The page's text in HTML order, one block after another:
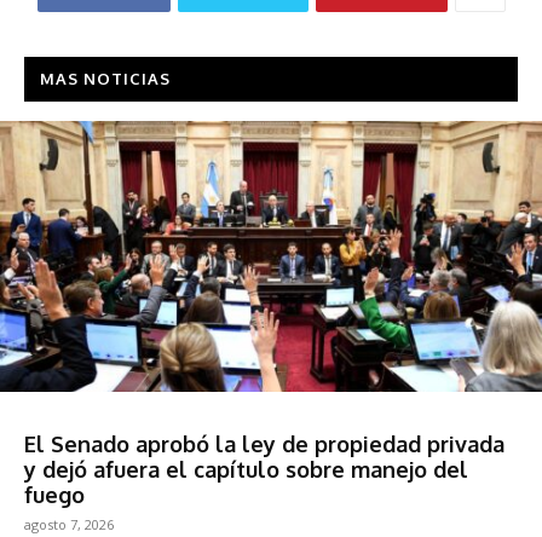
MAS NOTICIAS
El Senado aprobó la ley de propiedad privada
y dejó afuera el capítulo sobre manejo del
fuego
agosto 7, 2026